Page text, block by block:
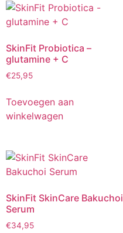
SkinFit Probiotica –
glutamine + C
€25,95
Toevoegen aan
winkelwagen
SkinFit SkinCare Bakuchoi
Serum
€34,95